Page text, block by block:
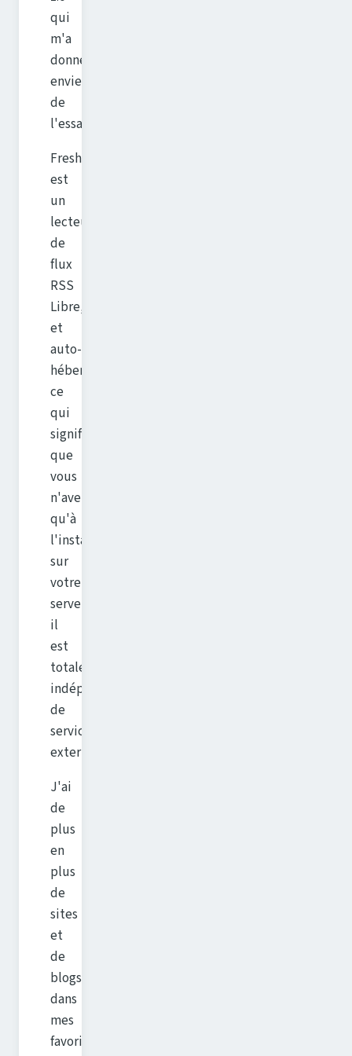
qui
m'a
donné
envie
de
l'essayer.
FreshRSS
est
un
lecteur
de
flux
RSS
Libre,
et
auto-
hébergeable,
ce
qui
signifie
que
vous
n'avez
qu'à
l'installer
sur
votre
serveur,
il
est
totalement
indépendant
de
services
externes.
J'ai
de
plus
en
plus
de
sites
et
de
blogs
dans
mes
favoris